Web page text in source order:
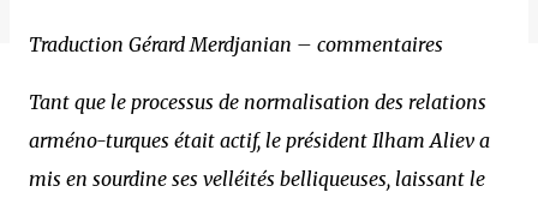
Traduction Gérard Merdjanian – commentaires
Tant que le processus de normalisation des relations
arméno-turques était actif, le président Ilham Aliev a
mis en sourdine ses velléités belliqueuses, laissant le